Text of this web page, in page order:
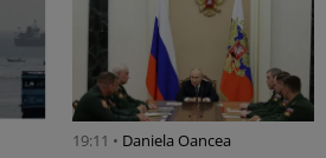
19:11 • Daniela Oancea